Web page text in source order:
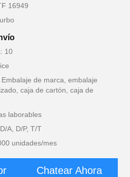
16949
10
de marca, embalaje
caja de cartón, caja de
laborables
A, D/P, T/T
unidades/mes
Chatear Ahora